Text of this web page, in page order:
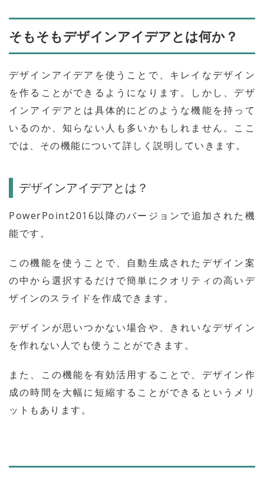
そもそもデザインアイデアとは何か？
デザインアイデアを使うことで、キレイなデザイン
を作ることができるようになります。しかし、デザ
インアイデアとは具体的にどのような機能を持って
いるのか、知らない人も多いかもしれません。ここ
では、その機能について詳しく説明していきます。
デザインアイデアとは？
PowerPoint2016以降のバージョンで追加された機
能です。
この機能を使うことで、自動生成されたデザイン案
の中から選択するだけで簡単にクオリティの高いデ
ザインのスライドを作成できます。
デザインが思いつかない場合や、きれいなデザイン
を作れない人でも使うことができます。
また、この機能を有効活用することで、デザイン作
成の時間を大幅に短縮することができるというメリ
ットもあります。